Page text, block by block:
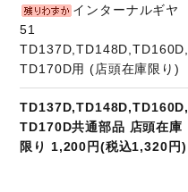
インターナルギヤ
51
TD137D,TD148D,TD160D,
TD170D用 (店頭在庫限り)
TD137D,TD148D,TD160D,
TD170D共通部品 店頭在庫
限り 1,200円(税込1,320円)